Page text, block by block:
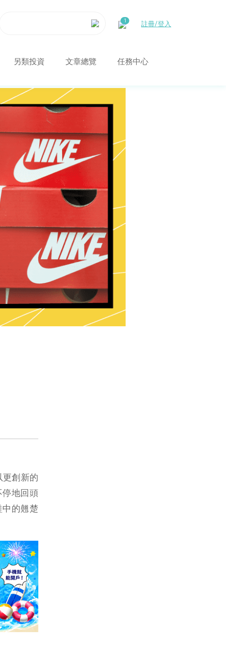
註冊/登入
另類投資 文章總覽 任務中心
創新的
停地回頭
的翹楚